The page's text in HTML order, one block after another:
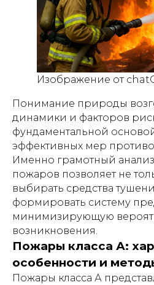
Изображение от
Понимание природы
динамики и факторов
фундаментальной
эффективных мер
Именно грамотный
пожаров позволяет не
выбирать средства
формировать систему
минимизирующую
возникновения.
Пожары класса А:
особенности и
Пожары класса А